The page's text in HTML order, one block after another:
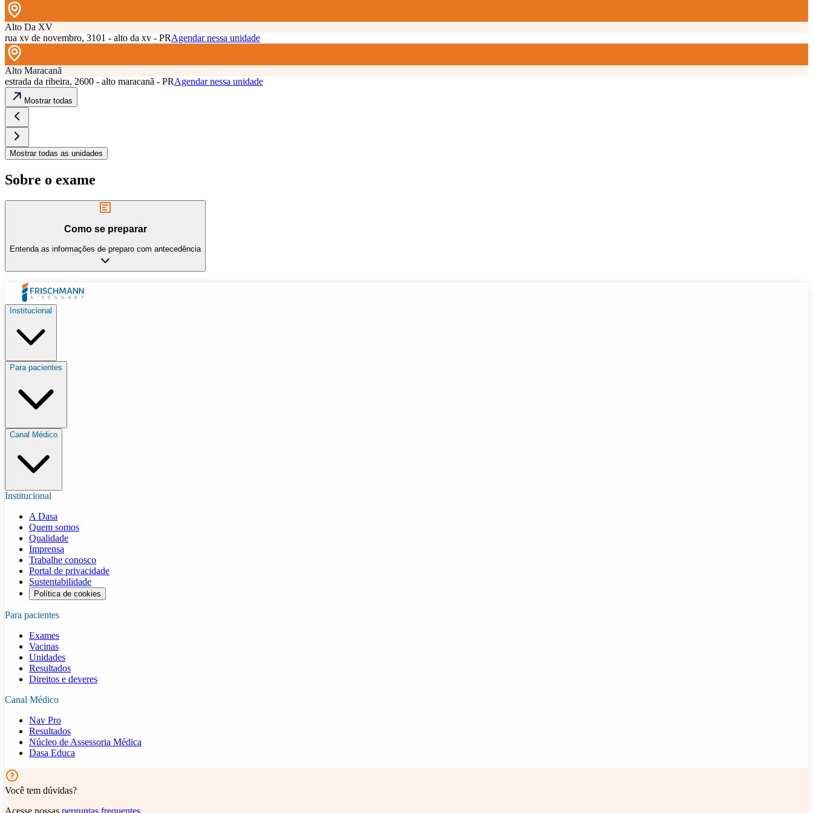
Alto Da XV
rua xv de novembro, 3101 - alto da xv - PRAgendar nessa unidade
Alto Maracanã
estrada da ribeira, 2600 - alto maracanã - PRAgendar nessa unidade
Mostrar todas
Mostrar todas as unidades
Sobre o exame
Como se preparar
Entenda as informações de preparo com antecedência
Institucional
Para pacientes
Canal Médico
Institucional
A Dasa
Quem somos
Qualidade
Imprensa
Trabalhe conosco
Portal de privacidade
Sustentabilidade
Política de cookies
Para pacientes
Exames
Vacinas
Unidades
Resultados
Direitos e deveres
Canal Médico
Nav Pro
Resultados
Núcleo de Assessoria Médica
Dasa Educa
Você tem dúvidas?